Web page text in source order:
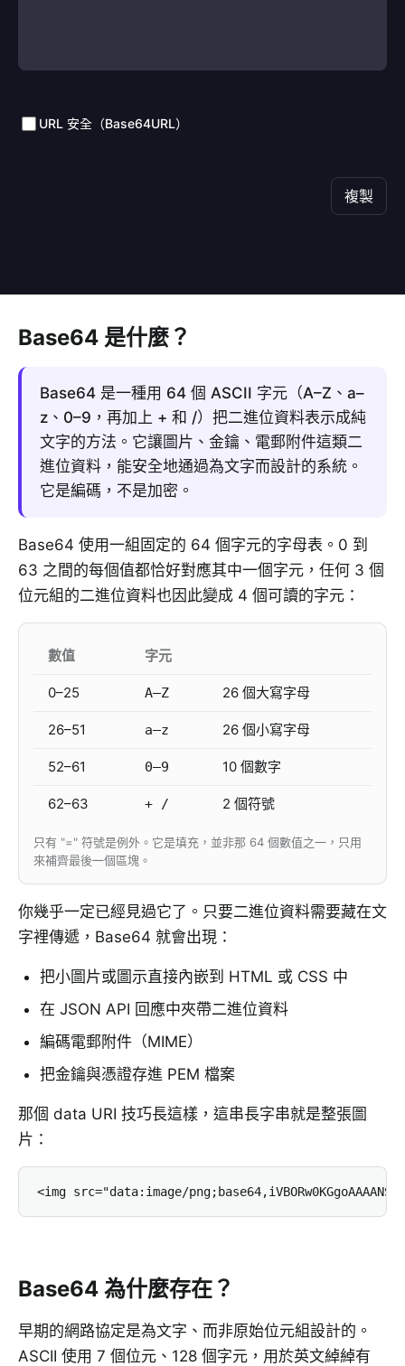
URL 安全（Base64URL）
複製
Base64 是什麼？
Base64 是一種用 64 個 ASCII 字元（A–Z、a–
z、0–9，再加上 + 和 /）把二進位資料表示成純
文字的方法。它讓圖片、金鑰、電郵附件這類二
進位資料，能安全地通過為文字而設計的系統。
它是編碼，不是加密。
Base64 使用一組固定的 64 個字元的字母表。0 到
63 之間的每個值都恰好對應其中一個字元，任何 3 個
位元組的二進位資料也因此變成 4 個可讀的字元：
數值 字元
0–25 A–Z 26 個大寫字母
26–51 a–z 26 個小寫字母
52–61 0–9 10 個數字
62–63 + / 2 個符號
只有 "=" 符號是例外。它是填充，並非那 64 個數值之一，只用
來補齊最後一個區塊。
你幾乎一定已經見過它了。只要二進位資料需要藏在文
字裡傳遞，Base64 就會出現：
把小圖片或圖示直接內嵌到 HTML 或 CSS 中
在 JSON API 回應中夾帶二進位資料
編碼電郵附件（MIME）
把金鑰與憑證存進 PEM 檔案
那個 data URI 技巧長這樣，這串長字串就是整張圖
片：
<img src="data:image/
Base64 為什麼存在？
早期的網路協定是為文字、而非原始位元組設計的。
ASCII 使用 7 個位元、128 個字元，用於英文綽綽有